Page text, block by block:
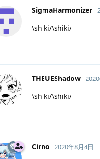
SigmaHarmonizer
\shiki/\shiki/
THEUEShadow
\shiki/\shiki/
Cirno 2020年8月4日